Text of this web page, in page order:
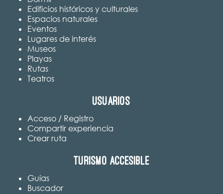
Edificios históricos y culturales
Espacios naturales
Eventos
Lugares de interés
Museos
Playas
Rutas
Teatros
Usuarios
Acceso / Registro
Compartir experiencia
Crear ruta
Turismo accesible
Guías
Buscador